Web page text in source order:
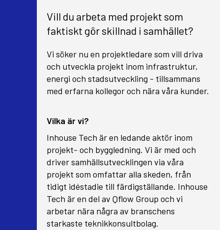
Vill du arbeta med projekt som
faktiskt gör skillnad i samhället?
Vi söker nu en projektledare som vill driva
och utveckla projekt inom infrastruktur,
energi och stadsutveckling - tillsammans
med erfarna kollegor och nära våra kunder.
Vilka är vi?
Inhouse Tech är en ledande aktör inom
projekt- och byggledning. Vi är med och
driver samhällsutvecklingen via våra
projekt som omfattar alla skeden, från
tidigt idéstadie till färdigställande. Inhouse
Tech är en del av Qflow Group och vi
arbetar nära några av branschens
starkaste teknikkonsultbolag.